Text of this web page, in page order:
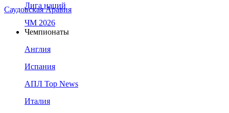
Саудовская Аравия
Лига наций
ЧМ 2026
Чемпионаты
Англия
Испания
АПЛ Top News
Италия